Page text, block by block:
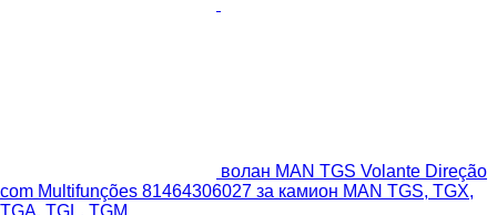
волан MAN TGS Volante Direção
com Multifunções 81464306027 за камион MAN TGS, TGX,
TGA, TGL, TGM